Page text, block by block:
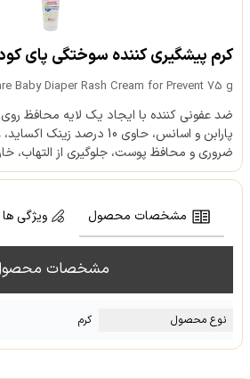
کرم پیشگیری کننده سوختگی پای کودک
Baby Diaper Rash Cream for Prevent 75 g
ضد عفونی کننده با ایجاد یک لایه محافظ
پارابن و اسانس، حاوی 10 درصد
ضروری و محافظ پوست، جلوگیری از
مشخصات محصول ویژگی ها
مشخصات
نوع محصول کرم